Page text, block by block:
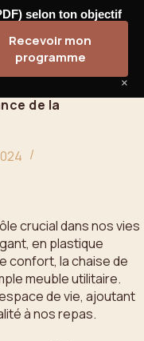
de la
crucial dans nos vies
en plastique
confort, la chaise de
meuble utilitaire.
de vie, ajoutant
à nos repas.
selon ton objectif
Recevoir mon
programme
×